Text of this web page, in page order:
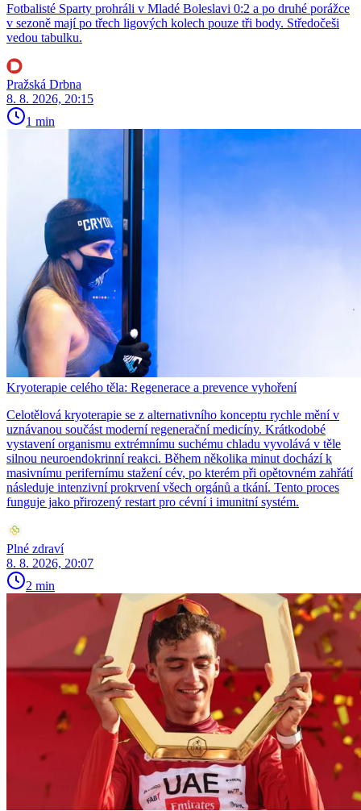
Fotbalisté Sparty prohráli v Mladé Boleslavi 0:2 a po druhé porážce
v sezoně mají po třech ligových kolech pouze tři body. Středočeši
vedou tabulku.
Pražská Drbna
8. 8. 2026, 20:15
1 min
Kryoterapie celého těla: Regenerace a prevence vyhoření
Celotělová kryoterapie se z alternativního konceptu rychle mění v
uznávanou součást moderní regenerační medicíny. Krátkodobé
vystavení organismu extrémnímu suchému chladu vyvolává v těle
silnou neuroendokrinní reakci. Během několika minut dochází k
masivnímu perifernímu stažení cév, po kterém při opětovném zahřátí
následuje intenzivní prokrvení všech orgánů a tkání. Tento proces
funguje jako přirozený restart pro cévní i imunitní systém.
Plné zdraví
8. 8. 2026, 20:07
2 min